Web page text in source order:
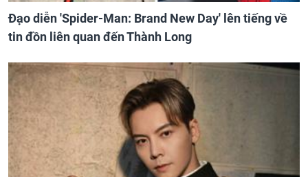
Đạo diễn 'Spider-Man: Brand New Day' lên tiếng về
tin đồn liên quan đến Thành Long